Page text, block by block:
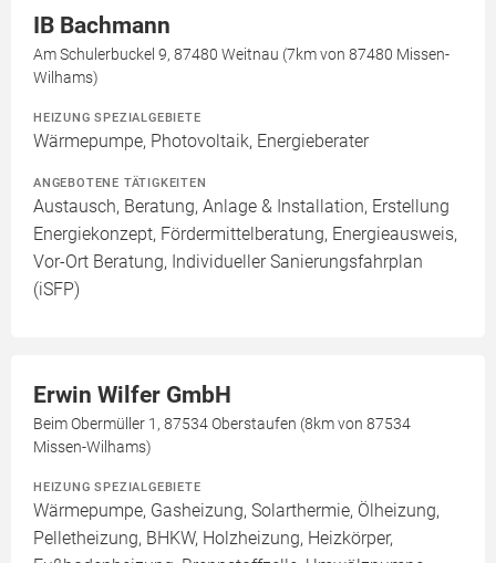
IB Bachmann
Am Schulerbuckel 9, 87480 Weitnau (7km von 87480 Missen-
Wilhams)
HEIZUNG SPEZIALGEBIETE
Wärmepumpe, Photovoltaik, Energieberater
ANGEBOTENE TÄTIGKEITEN
Austausch, Beratung, Anlage & Installation, Erstellung
Energiekonzept, Fördermittelberatung, Energieausweis,
Vor-Ort Beratung, Individueller Sanierungsfahrplan
(iSFP)
Erwin Wilfer GmbH
Beim Obermüller 1, 87534 Oberstaufen (8km von 87534
Missen-Wilhams)
HEIZUNG SPEZIALGEBIETE
Wärmepumpe, Gasheizung, Solarthermie, Ölheizung,
Pelletheizung, BHKW, Holzheizung, Heizkörper,